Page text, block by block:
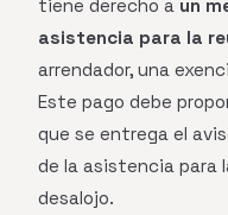
tiene derecho a un
asistencia para la
arrendador, una
Este pago debe
que se entrega el
de la asistencia para
desalojo.